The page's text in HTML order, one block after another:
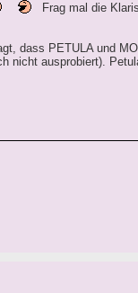
Frag mal die
dass PETULA und
nicht ausprobiert).